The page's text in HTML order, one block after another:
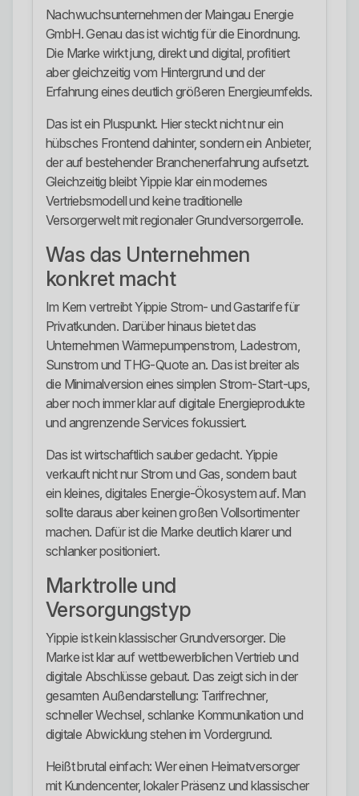
Nachwuchsunternehmen der Maingau Energie
GmbH. Genau das ist wichtig für die Einordnung.
Die Marke wirkt jung, direkt und digital, profitiert
aber gleichzeitig vom Hintergrund und der
Erfahrung eines deutlich größeren Energieumfelds.
Das ist ein Pluspunkt. Hier steckt nicht nur ein
hübsches Frontend dahinter, sondern ein Anbieter,
der auf bestehender Branchenerfahrung aufsetzt.
Gleichzeitig bleibt Yippie klar ein modernes
Vertriebsmodell und keine traditionelle
Versorgerwelt mit regionaler Grundversorgerrolle.
Was das Unternehmen
konkret macht
Im Kern vertreibt Yippie Strom- und Gastarife für
Privatkunden. Darüber hinaus bietet das
Unternehmen Wärmepumpenstrom, Ladestrom,
Sunstrom und THG-Quote an. Das ist breiter als
die Minimalversion eines simplen Strom-Start-ups,
aber noch immer klar auf digitale Energieprodukte
und angrenzende Services fokussiert.
Das ist wirtschaftlich sauber gedacht. Yippie
verkauft nicht nur Strom und Gas, sondern baut
ein kleines, digitales Energie-Ökosystem auf. Man
sollte daraus aber keinen großen Vollsortimenter
machen. Dafür ist die Marke deutlich klarer und
schlanker positioniert.
Marktrolle und
Versorgungstyp
Yippie ist kein klassischer Grundversorger. Die
Marke ist klar auf wettbewerblichen Vertrieb und
digitale Abschlüsse gebaut. Das zeigt sich in der
gesamten Außendarstellung: Tarifrechner,
schneller Wechsel, schlanke Kommunikation und
digitale Abwicklung stehen im Vordergrund.
Heißt brutal einfach: Wer einen Heimatversorger
mit Kundencenter, lokaler Präsenz und klassischer